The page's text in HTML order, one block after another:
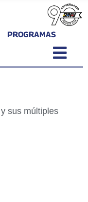
PROGRAMAS